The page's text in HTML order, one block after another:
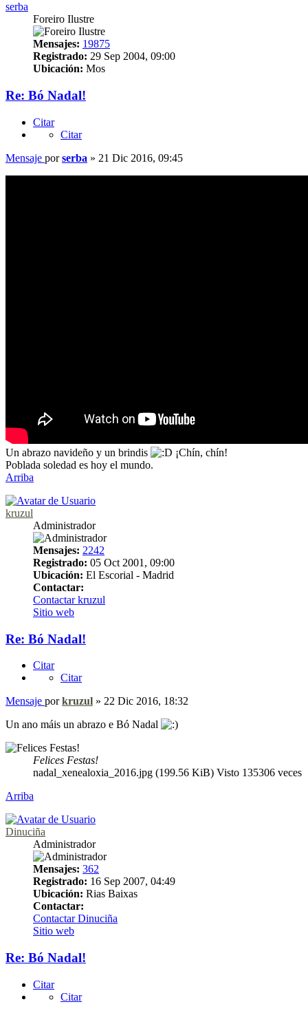
serba
Foreiro Ilustre
Mensajes: 19875
Registrado: 29 Sep 2004, 09:00
Ubicación: Mos
Re: Bó Nadal!
Citar
Citar
Mensaje porserba » 21 Dic 2016, 09:45
Un abrazo navideño y un brindis
¡Chín, chín!
Poblada soledad es hoy el mundo.
Arriba
kruzul
Administrador
Mensajes: 2242
Registrado: 05 Oct 2001, 09:00
Ubicación: El Escorial - Madrid
Contactar:
Contactar kruzul
Sitio web
Re: Bó Nadal!
Citar
Citar
Mensaje porkruzul » 22 Dic 2016, 18:32
Un ano máis un abrazo e Bó Nadal
Felices Festas!
nadal_xenealoxia_2016.jpg (199.56 KiB) Visto 135306 veces
Arriba
Dinuciña
Administrador
Mensajes: 362
Registrado: 16 Sep 2007, 04:49
Ubicación: Rias Baixas
Contactar:
Contactar Dinuciña
Sitio web
Re: Bó Nadal!
Citar
Citar